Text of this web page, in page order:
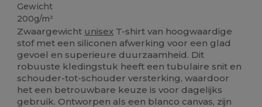
Gewicht
200g/m²
Zwaargewicht unisex T-shirt van hoogwaardige
stof met een siliconen afwerking voor een glad
gevoel en superieure duurzaamheid. Dit
robuuste kledingstuk heeft een tubulaire snit en
schouder-tot-schouder versterking, waardoor
het een betrouwbare keuze is voor dagelijks
gebruik. Ontworpen als een blanco canvas, zijn